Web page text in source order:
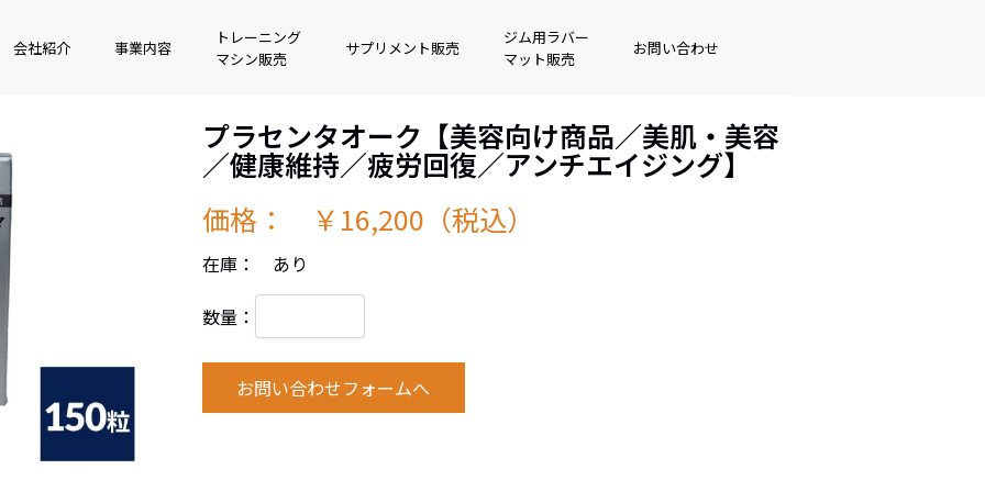
会社紹介 事業内容
トレーニング
マシン販売
サプリメント販売
ジム用ラバー
マット販売
お問い合わせ
プラセンタオーク【美容向け商品／美肌・美容
／健康維持／疲労回復／アンチエイジング】
価格： ￥16,200（税込）
在庫： あり
数量：
お問い合わせフォームへ